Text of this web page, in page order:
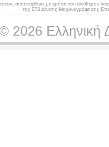
αναπτύχθηκε με χρήση του ελεύθερου
της ΣΤ2 Δ/νσης Μηχανογράφησης
2026